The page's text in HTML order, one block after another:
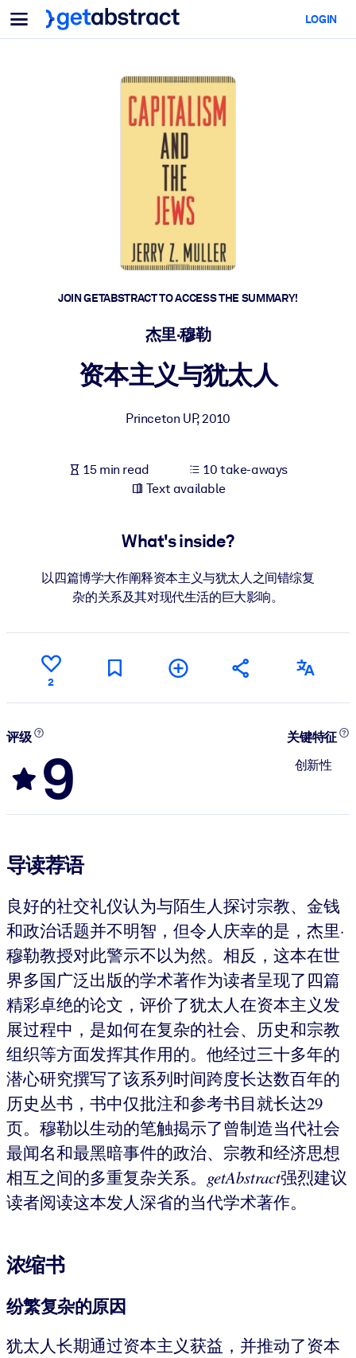
Menu
For Teams & Leaders
Equip your employees with critical AI skills.
Leadership Development
Prepare your leaders for the next era of work.
Make it easy for teams to learn together, solve real problems, and
Upskilling & Reskilling
Build a healthier, more resilient workforce.
For Corporate Libraries
Fuel your AI systems with reliable, structured knowledge to
outputs.
LOGIN
JOIN GETABSTRACT TO ACCESS THE SUMMARY!
杰里·穆勒
资本主义与犹太人
Princeton UP,2010
15 min read
10 take-aways
Text available
What's inside?
以四篇博学大作阐释资本主义与犹太人之间错综复
杂的关系及其对现代生活的巨大影响。
2
评级
9
关键特征
创新性
导读荐语
良好的社交礼仪认为与陌生人探讨宗教、金钱
和政治话题并不明智，但令人庆幸的是，杰里·
穆勒教授对此警示不以为然。相反，这本在世
界多国广泛出版的学术著作为读者呈现了四篇
精彩卓绝的论文，评价了犹太人在资本主义发
展过程中，是如何在复杂的社会、历史和宗教
组织等方面发挥其作用的。他经过三十多年的
潜心研究撰写了该系列时间跨度长达数百年的
历史丛书，书中仅批注和参考书目就长达29
页。穆勒以生动的笔触揭示了曾制造当代社会
最闻名和最黑暗事件的政治、宗教和经济思想
相互之间的多重复杂关系。 getAbstract强烈建议
读者阅读这本发人深省的当代学术著作。
浓缩书
纷繁复杂的原因
犹太人长期通过资本主义获益，并推动了资本